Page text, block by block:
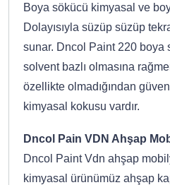
Boya sökücü kimyasal ve
Dolayısıyla süzüp süzüp
sunar. Dncol Paint 220 boya
solvent bazlı olmasına
özellikte olmadığından
kimyasal kokusu vardır.
Dncol Pain VDN Ahşap
Dncol Paint Vdn ahşap
kimyasal ürünümüz ahşap